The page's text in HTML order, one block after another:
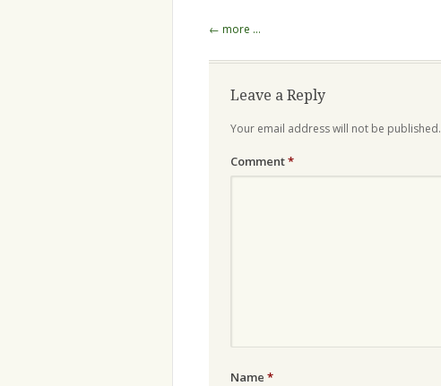
Post
← more …
Leave a Reply
Your email address will not be published.
Comment*
Name *